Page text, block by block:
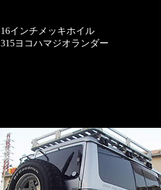
16インチメッキホイル
315ヨコハマジオランダー